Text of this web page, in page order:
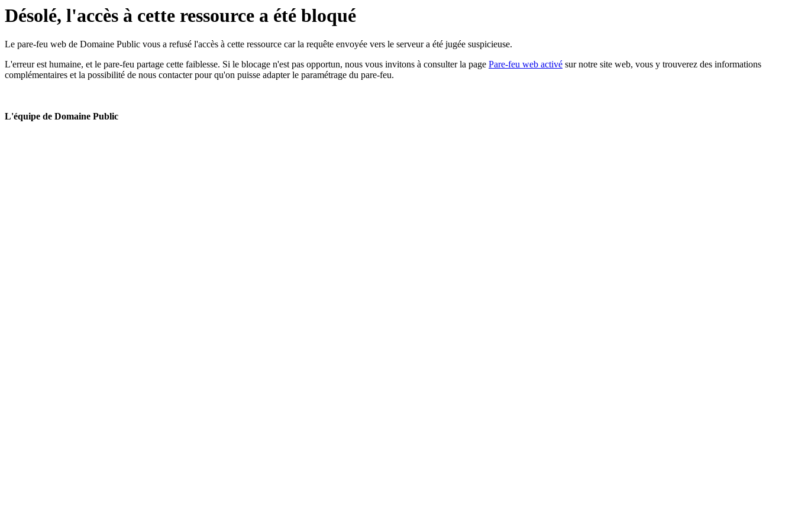
Désolé, l'accès à cette ressource a été bloqué
Le pare-feu web de Domaine Public vous a refusé l'accès à cette ressource car la requête envoyée vers le serveur a été jugée suspicieuse.
L'erreur est humaine, et le pare-feu partage cette faiblesse. Si le blocage n'est pas opportun, nous vous invitons à consulter la page Pare-feu web activé sur notre site web, vous y trouverez des informations
complémentaires et la possibilité de nous contacter pour qu'on puisse adapter le paramétrage du pare-feu.
L'équipe de Domaine Public